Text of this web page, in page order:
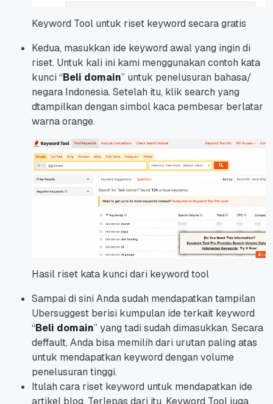
Keyword Tool untuk riset keyword secara gratis
Kedua, masukkan ide keyword awal yang ingin di
riset. Untuk kali ini kami menggunakan contoh kata
kunci “Beli domain” untuk penelusuran bahasa/
negara Indonesia. Setelah itu, klik search yang
dtampilkan dengan simbol kaca pembesar berlatar
warna orange.
Hasil riset kata kunci dari keyword tool
Sampai di sini Anda sudah mendapatkan tampilan
Ubersuggest berisi kumpulan ide terkait keyword
“Beli domain” yang tadi sudah dimasukkan. Secara
deffault, Anda bisa memilih dari urutan paling atas
untuk mendapatkan keyword dengan volume
penelusuran tinggi.
Itulah cara riset keyword untuk mendapatkan ide
artikel blog. Terlepas dari itu, Keyword Tool juga